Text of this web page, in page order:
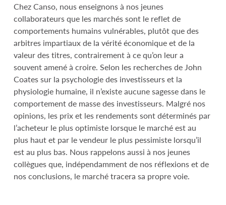
Chez Canso, nous enseignons à nos jeunes
collaborateurs que les marchés sont le reflet de
comportements humains vulnérables, plutôt que des
arbitres impartiaux de la vérité économique et de la
valeur des titres, contrairement à ce qu’on leur a
souvent amené à croire. Selon les recherches de John
Coates sur la psychologie des investisseurs et la
physiologie humaine, il n’existe aucune sagesse dans le
comportement de masse des investisseurs. Malgré nos
opinions, les prix et les rendements sont déterminés par
l’acheteur le plus optimiste lorsque le marché est au
plus haut et par le vendeur le plus pessimiste lorsqu’il
est au plus bas. Nous rappelons aussi à nos jeunes
collègues que, indépendamment de nos réflexions et de
nos conclusions, le marché tracera sa propre voie.